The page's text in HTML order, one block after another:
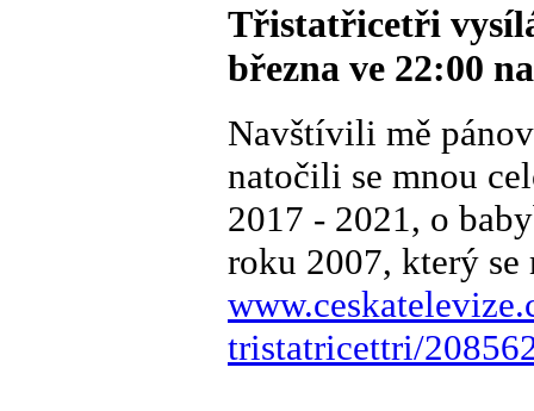
Třistatřicetři
března ve 22:00
Navštívili mě
natočili se mnou
2017 - 2021, o
roku 2007, který
tristatricettri/